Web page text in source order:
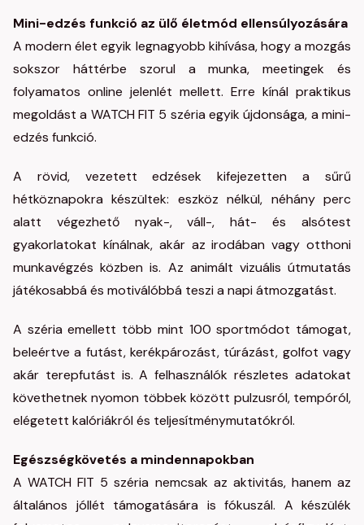
Mini-edzés funkció az ülő életmód ellensúlyozására
A modern élet egyik legnagyobb kihívása, hogy a mozgás
sokszor háttérbe szorul a munka, meetingek és
folyamatos online jelenlét mellett. Erre kínál praktikus
megoldást a WATCH FIT 5 széria egyik újdonsága, a mini-
edzés funkció.
A rövid, vezetett edzések kifejezetten a sűrű
hétköznapokra készültek: eszköz nélkül, néhány perc
alatt végezhető nyak-, váll-, hát- és alsótest
gyakorlatokat kínálnak, akár az irodában vagy otthoni
munkavégzés közben is. Az animált vizuális útmutatás
játékosabbá és motiválóbbá teszi a napi átmozgatást.
A széria emellett több mint 100 sportmódot támogat,
beleértve a futást, kerékpározást, túrázást, golfot vagy
akár terepfutást is. A felhasználók részletes adatokat
követhetnek nyomon többek között pulzusról, tempóról,
elégetett kalóriákról és teljesítménymutatókról.
Egészségkövetés a mindennapokban
A WATCH FIT 5 széria nemcsak az aktivitás, hanem az
általános jóllét támogatására is fókuszál. A készülék